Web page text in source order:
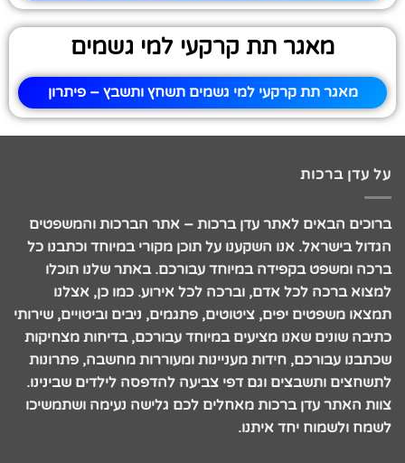
מאגר תת קרקעי למי גשמים
מאגר תת קרקעי למי גשמים תשחץ ותשבץ – פיתרון
על עדן ברכות
ברוכים הבאים לאתר עדן ברכות – אתר הברכות והמשפטים
הגדול בישראל. אנו השקענו על תוכן מקורי במיוחד וכתבנו כל
ברכה ומשפט בקפידה במיוחד עבורכם. באתר שלנו תוכלו
למצוא ברכה לכל אדם, וברכה לכל אירוע. כמו כן, אצלנו
תמצאו משפטים יפים, ציטוטים, פתגמים, ניבים וביטויים, שירותי
כתיבה שונים שאנו מציעים במיוחד עבורכם, בדיחות מצחיקות
שכתבנו עבורכם, חידות מעניינות ומעוררות מחשבה, פתרונות
לתשחצים ותשבצים וגם דפי צביעה להדפסה לילדים שבינינו.
צוות האתר עדן ברכות מאחלים לכם גלישה נעימה ושתמשיכו
לשמח ולשמוח יחד איתנו.